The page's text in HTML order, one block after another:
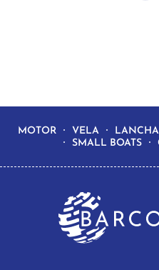
MOTOR VELA
SMALL BOATS